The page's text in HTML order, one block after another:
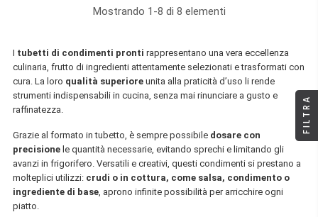
Mostrando 1-8 di 8 elementi
I tubetti di condimenti pronti rappresentano una vera eccellenza
culinaria, frutto di ingredienti attentamente selezionati e trasformati con
cura. La loro qualità superiore unita alla praticità d’uso li rende
strumenti indispensabili in cucina, senza mai rinunciare a gusto e
raffinatezza.
Grazie al formato in tubetto, è sempre possibile dosare con
precisione le quantità necessarie, evitando sprechi e limitando gli
avanzi in frigorifero. Versatili e creativi, questi condimenti si prestano a
molteplici utilizzi: crudi o in cottura, come salsa, condimento o
ingrediente di base, aprono infinite possibilità per arricchire ogni
piatto.
FILTRA